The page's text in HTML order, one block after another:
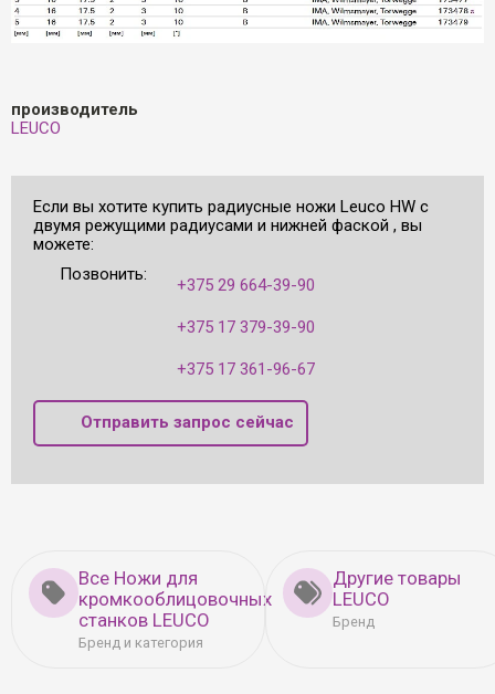
производитель
LEUCO
Если вы хотите купить радиусные ножи Leuco HW с
двумя режущими радиусами и нижней фаской , вы
можете:
Позвонить:
+375 29 664-39-90
+375 17 379-39-90
+375 17 361-96-67
Отправить запрос сейчас
Все Ножи для
кромкооблицовочных
станков LEUCO
Бренд и категория
Другие товары
LEUCO
Бренд